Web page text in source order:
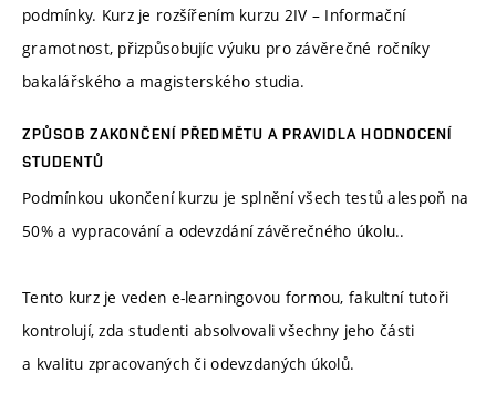
podmínky. Kurz je rozšířením kurzu 2IV – Informační
gramotnost, přizpůsobujíc výuku pro závěrečné ročníky
bakalářského a magisterského studia.
ZPŮSOB ZAKONČENÍ PŘEDMĚTU A PRAVIDLA HODNOCENÍ
STUDENTŮ
Podmínkou ukončení kurzu je splnění všech testů alespoň na
50% a vypracování a odevzdání závěrečného úkolu..
Tento kurz je veden e-learningovou formou, fakultní tutoři
kontrolují, zda studenti absolvovali všechny jeho části
a kvalitu zpracovaných či odevzdaných úkolů.